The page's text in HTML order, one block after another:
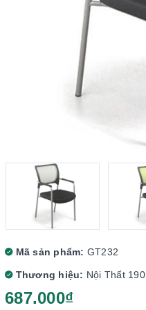
Mã sản phẩm: GT232
Thương hiệu: Nội Thất 190
687.000₫